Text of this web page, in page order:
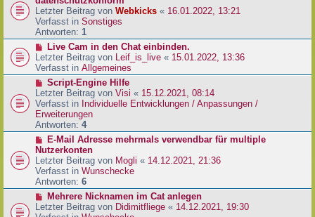
g
B
e
i
t
a
g
u
e
r
B
e
i
t
a
g
Letzter Beitrag von Webkicks « 16.01.2022, 13:21
Verfasst in Sonstiges
Antworten: 1
N
e
u
e
r
B
e
i
t
a
g
Live Cam in den Chat einbinden.
Letzter Beitrag von Leif_is_live « 15.01.2022, 13:36
Verfasst in Allgemeines
N
e
u
e
r
B
e
i
t
r
a
g
Script-Engine Hilfe
Letzter Beitrag von Visi « 15.12.2021, 08:14
Verfasst in Individuelle Entwicklungen / Anpassungen /
Erweiterungen
Antworten: 4
N
e
u
e
r
B
e
i
E-Mail Adresse mehrmals verwendbar für multiple
Nutzerkonten
Letzter Beitrag von Mogli « 14.12.2021, 21:36
Verfasst in Wunschecke
Antworten: 6
N
e
Mehrere Nicknamen im Cat anlegen
Letzter Beitrag von Didimitfliege « 14.12.2021, 19:30